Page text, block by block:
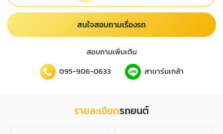
สนใจสอบถามเรื่องรถ
สอบถามเพิ่มเติม
095-906-0633
สาขาร่มเกล้า
รายละเอียดรถยนต์